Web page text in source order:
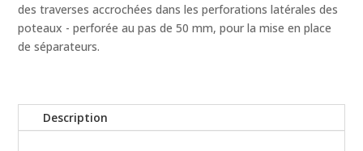
des traverses accrochées dans les perforations latérales des
poteaux - perforée au pas de 50 mm, pour la mise en place
de séparateurs.
Description